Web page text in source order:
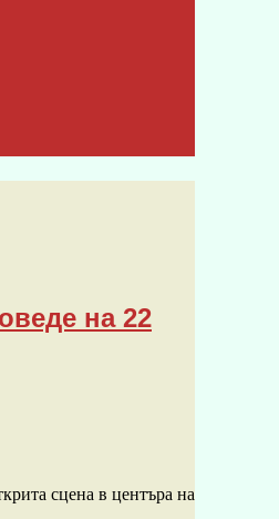
на 22
сцена в центъра на